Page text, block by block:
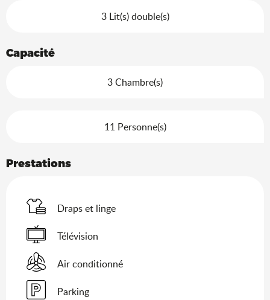
3 Lit(s) double(s)
Capacité
3 Chambre(s)
11 Personne(s)
Prestations
Draps et linge
Télévision
Air conditionné
Parking